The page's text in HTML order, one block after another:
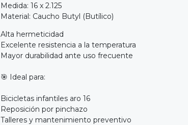
Medida: 16 x 2.125
Material: Caucho Butyl (Butílico)
Alta hermeticidad
Excelente resistencia a la temperatura
Mayor durabilidad ante uso frecuente
🎯 Ideal para:
Bicicletas infantiles aro 16
Reposición por pinchazo
Talleres y mantenimiento preventivo